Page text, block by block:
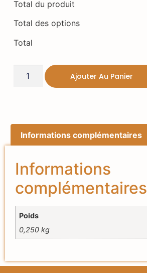
Total du produit
Total des options
Total
Ajouter Au Panier
Informations complémentaires
Informations
complémentaires
Poids
0,250 kg